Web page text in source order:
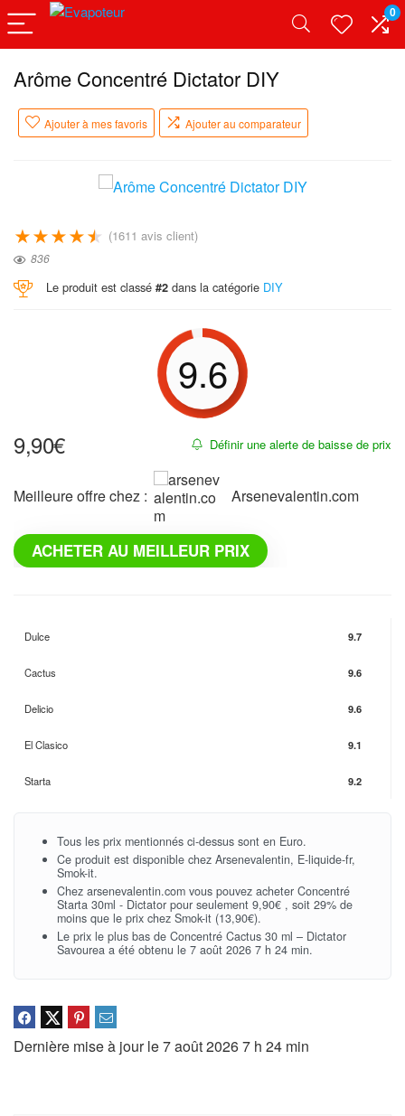
0
Arôme Concentré Dictator DIY
Ajouter à mes favoris Ajouter au comparateur
★★★★★ (1611 avis client)
836
Le produit est classé #2 dans la catégorie DIY
9.6
Définir une alerte de baisse de prix
9,90€
Meilleure offre chez : arsenevalentin.com
ACHETER AU MEILLEUR PRIX
Dulce 9.7
Cactus 9.6
Delicio 9.6
El Clasico 9.1
Starta 9.2
Tous les prix mentionnés ci-dessus sont en Euro.
Ce produit est disponible chez Arsenevalentin, E-liquide-fr,
Smok-it.
Chez arsenevalentin.com vous pouvez acheter Concentré
Starta 30ml - Dictator pour seulement 9,90€ , soit 29% de
moins que le prix chez Smok-it (13,90€).
Le prix le plus bas de Concentré Cactus 30 ml – Dictator
Savourea a été obtenu le 7 août 2026 7 h 24 min.
Dernière mise à jour le 7 août 2026 7 h 24 min